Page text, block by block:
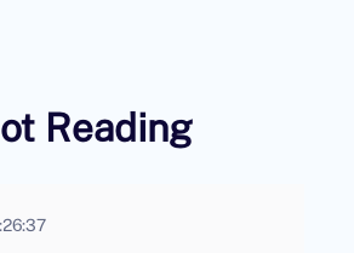
Reading